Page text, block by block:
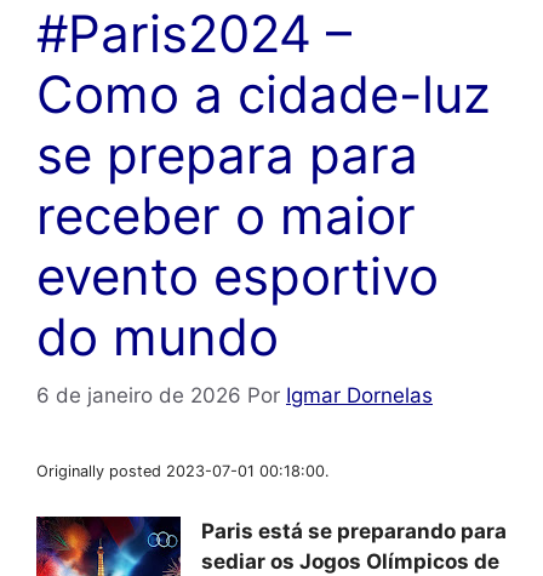
#Paris2024 –
Como a cidade-luz
se prepara para
receber o maior
evento esportivo
do mundo
6 de janeiro de 2026 Por Igmar Dornelas
Originally posted 2023-07-01 00:18:00.
Paris está se preparando para
sediar os Jogos Olímpicos de